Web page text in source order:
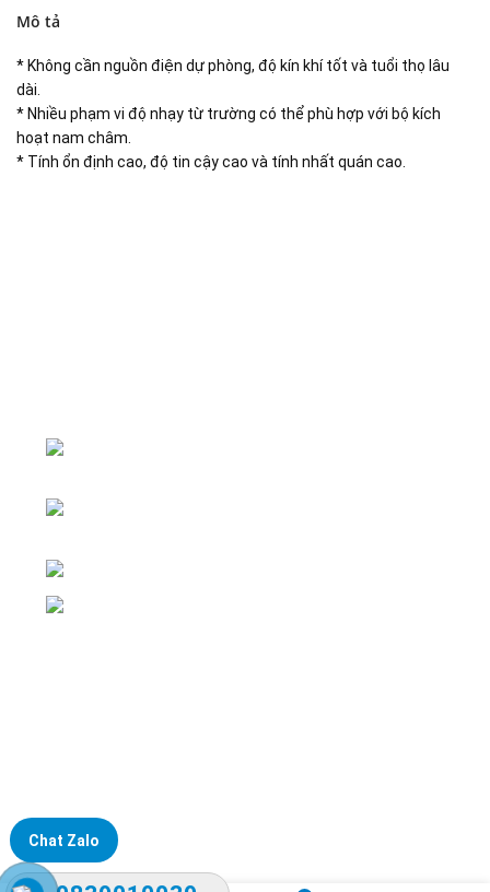
Mô tả
* Không cần nguồn điện dự phòng, độ kín khí tốt và tuổi thọ lâu
dài.
* Nhiều phạm vi độ nhạy từ trường có thể phù hợp với bộ kích
hoạt nam châm.
* Tính ổn định cao, độ tin cậy cao và tính nhất quán cao.
Chat Zalo